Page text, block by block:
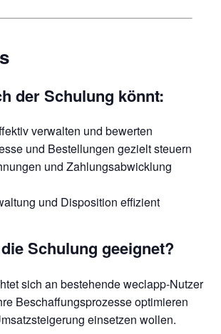
der Schulung könnt:
verwalten und bewerten
und Bestellungen gezielt steuern
und Zahlungsabwicklung
und Disposition effizient
Schulung geeignet?
sich an bestehende weclapp-Nutzer
Beschaffungsprozesse optimieren
einsetzen wollen.